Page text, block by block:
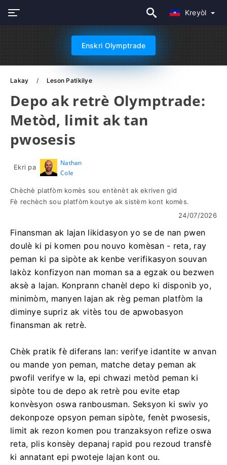
Kreyòl
Enskri Olymptrade
Lakay Leson Patikilye
Depo ak retrè Olymptrade:
Metòd, limit ak tan
pwosesis
Ekri pa
Nathan
Cole
Chèchè platfòm komès sou entènèt ak ekriven gid
Fè rechèch sou platfòm koutye ak sistèm kont komès.
24/07/2026
Finansman ak lajan likidasyon yo se de nan pwen
doulè ki pi komen pou nouvo komèsan - reta, ray
peman ki pa sipòte ak kenbe verifikasyon souvan
lakòz konfizyon nan moman sa a egzak ou bezwen
aksè a lajan. Konprann chanèl depo ki disponib yo,
minimòm, manyen lajan ak règ peman platfòm la
diminye supriz ak vitès tou de apwobasyon
finansman ak retrè.
Chèk pratik fè diferans lan: verifye idantite w anvan
ou mande yon peman, matche detay peman ak
pwofil verifye w la, epi chwazi metòd peman ki
sipòte tou de depo ak retrè pou evite etap
konvèsyon oswa ranbousman. Seksyon ki swiv yo
dekonpoze opsyon peman sipòte, fenèt pwosesis,
limit ak rezon komen pou tranzaksyon refize oswa
reta, plis konsèy depanaj rapid pou rezoud transfè
ki annatant epi pwoteje lajan kont ou.